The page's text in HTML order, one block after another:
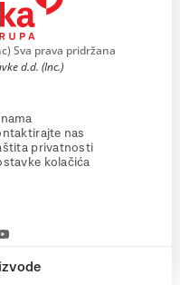
Sva prava pridržana
d.d. (Inc.)
nas
privatnosti
kolačića